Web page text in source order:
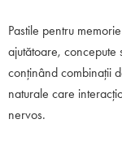
Pastile pentru
ajutătoare, concepute
conținând combinații
naturale care
nervos.